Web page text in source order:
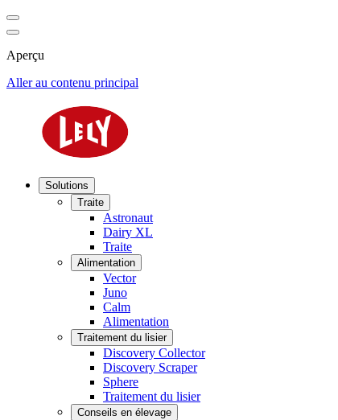
Aperçu
Aller au contenu principal
Solutions
Traite
Astronaut
Dairy XL
Traite
Alimentation
Vector
Juno
Calm
Alimentation
Traitement du lisier
Discovery Collector
Discovery Scraper
Sphere
Traitement du lisier
Conseils en élevage